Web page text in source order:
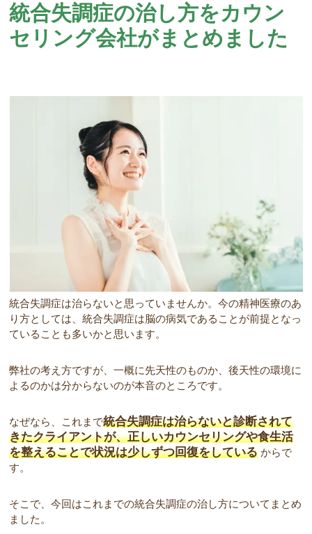
統合失調症の治し方をカウン
セリング会社がまとめました
統合失調症は治らないと思っていませんか。今の精神医療のあ
り方としては、統合失調症は脳の病気であることが前提となっ
ていることも多いかと思います。
弊社の考え方ですが、一概に先天性のものか、後天性の環境に
よるのかは分からないのが本音のところです。
なぜなら、これまで統合失調症は治らないと診断されて
きたクライアントが、正しいカウンセリングや食生活
を整えることで状況は少しずつ回復をしている からで
す。
そこで、今回はこれまでの統合失調症の治し方についてまとめ
ました。